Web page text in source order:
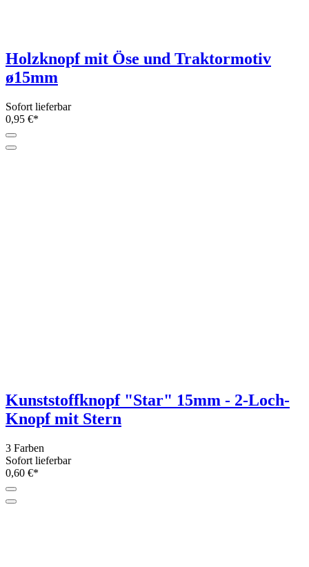
Holzknopf mit Öse und Traktormotiv
ø15mm
Sofort lieferbar
0,95 €*
Kunststoffknopf "Star" 15mm - 2-Loch-
Knopf mit Stern
3 Farben
Sofort lieferbar
0,60 €*